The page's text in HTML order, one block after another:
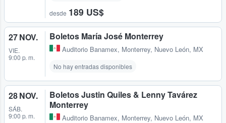
desde 189 US$
27 NOV.
VIE.
9:00 p. m.
Boletos María José Monterrey
Auditorio Banamex, Monterrey, Nuevo León, MX
No hay entradas disponibles
28 NOV.
SÁB.
9:00 p. m.
Boletos Justin Quiles & Lenny Tavárez
Monterrey
Auditorio Banamex, Monterrey, Nuevo León, MX